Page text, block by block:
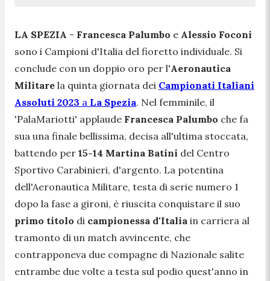
LA SPEZIA - Francesca Palumbo e Alessio Foconi
sono i Campioni d'Italia del fioretto individuale. Si
conclude con un doppio oro per l'Aeronautica
Militare la quinta giornata dei Campionati Italiani
Assoluti 2023 a La Spezia. Nel femminile, il
'PalaMariotti' applaude Francesca Palumbo che fa
sua una finale bellissima, decisa all'ultima stoccata,
battendo per 15-14 Martina Batini del Centro
Sportivo Carabinieri, d'argento. La potentina
dell'Aeronautica Militare, testa di serie numero 1
dopo la fase a gironi, è riuscita conquistare il suo
primo titolo di campionessa d'Italia in carriera al
tramonto di un match avvincente, che
contrapponeva due compagne di Nazionale salite
entrambe due volte a testa sul podio quest'anno in